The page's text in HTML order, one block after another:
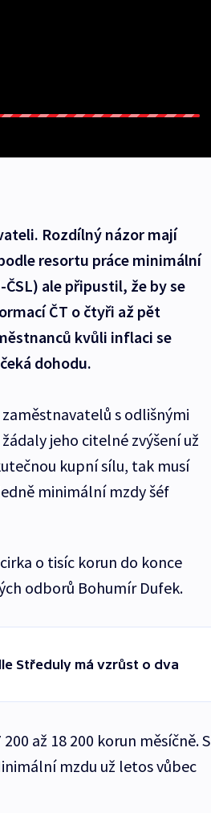
Rozdílný názor mají
resortu práce minimální
ale připustil, že by se
ČT o čtyři až pět
kvůli inflaci se
dohodu.
s odlišnými
jeho citelné zvýšení už
kupní sílu, tak musí
minimální mzdy šéf
o tisíc korun do konce
odborů Bohumír Dufek.
Středuly má vzrůst o dva
až 18 200 korun měsíčně. S
mzdu už letos vůbec